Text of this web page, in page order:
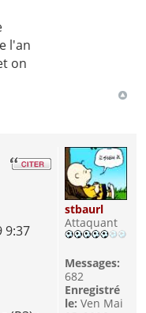
l'an
on
9:37
stbaurl
Attaquant
Messages:
682
Enregistré
le: Ven Mai